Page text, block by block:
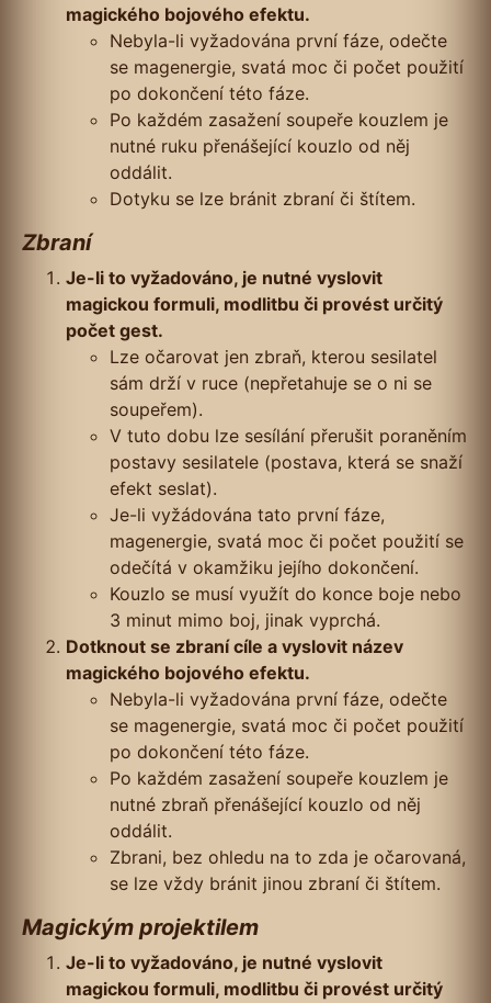
magického bojového efektu.
Nebyla-li vyžadována první fáze, odečte
se magenergie, svatá moc či počet použití
po dokončení této fáze.
Po každém zasažení soupeře kouzlem je
nutné ruku přenášející kouzlo od něj
oddálit.
Dotyku se lze bránit zbraní či štítem.
Zbraní
Je-li to vyžadováno, je nutné vyslovit
magickou formuli, modlitbu či provést určitý
počet gest.
Lze očarovat jen zbraň, kterou sesilatel
sám drží v ruce (nepřetahuje se o ni se
soupeřem).
V tuto dobu lze sesílání přerušit poraněním
postavy sesilatele (postava, která se snaží
efekt seslat).
Je-li vyžádována tato první fáze,
magenergie, svatá moc či počet použití se
odečítá v okamžiku jejího dokončení.
Kouzlo se musí využít do konce boje nebo
3 minut mimo boj, jinak vyprchá.
Dotknout se zbraní cíle a vyslovit název
magického bojového efektu.
Nebyla-li vyžadována první fáze, odečte
se magenergie, svatá moc či počet použití
po dokončení této fáze.
Po každém zasažení soupeře kouzlem je
nutné zbraň přenášející kouzlo od něj
oddálit.
Zbrani, bez ohledu na to zda je očarovaná,
se lze vždy bránit jinou zbraní či štítem.
Magickým projektilem
Je-li to vyžadováno, je nutné vyslovit
magickou formuli, modlitbu či provést určitý